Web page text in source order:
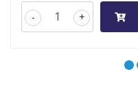
+
-